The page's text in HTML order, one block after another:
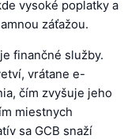
vysoké poplatky a
záťažou.
finančné služby.
vrátane e-
čím zvyšuje jeho
miestnych
sa GCB snaží